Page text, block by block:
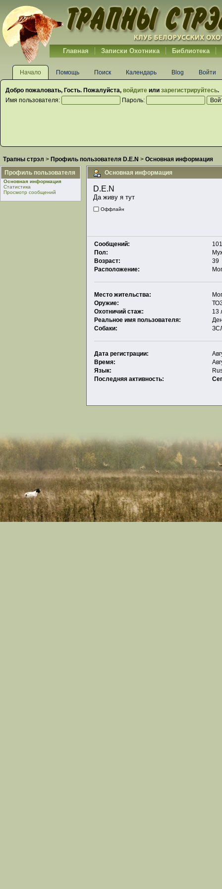
Главная Записки Охотника Библиотека
Начало Помощь Поиск Календарь Blog Войти
Добро пожаловать, Гость. Пожалуйста, войдите или зарегистрируйтесь.
Имя пользователя:
Пароль:
Трапны стрэл > Профиль пользователя D.E.N > Основная информация
Профиль пользователя
Основная информация
Статистика
Просмотр сообщений
Основная информация
D.E.N
Да живу я тут
Оффлайн
Сообщений:
Пол:
Возраст:
39
Расположение:
Место жительства:
Оружие:
Охотничий стаж:
13
Реальное имя пользователя:
Собаки:
Дата регистрации:
Время:
Язык:
Последняя активность: